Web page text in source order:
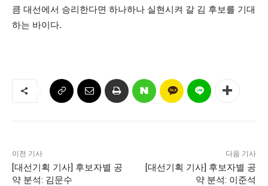
큼 대선에서 승리한다면 하나하나 실현시켜 갈 김 후보를 기대
하는 바이다.
이전 기사
[대선기획 기사] 후보자별 공
약 분석: 김문수
다음 기사
[대선기획 기사] 후보자별 공
약 분석: 이준석